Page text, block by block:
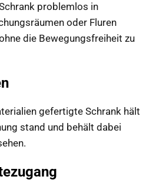
problemlos in
oder Fluren
die Bewegungsfreiheit zu
gefertigte Schrank hält
stand und behält dabei